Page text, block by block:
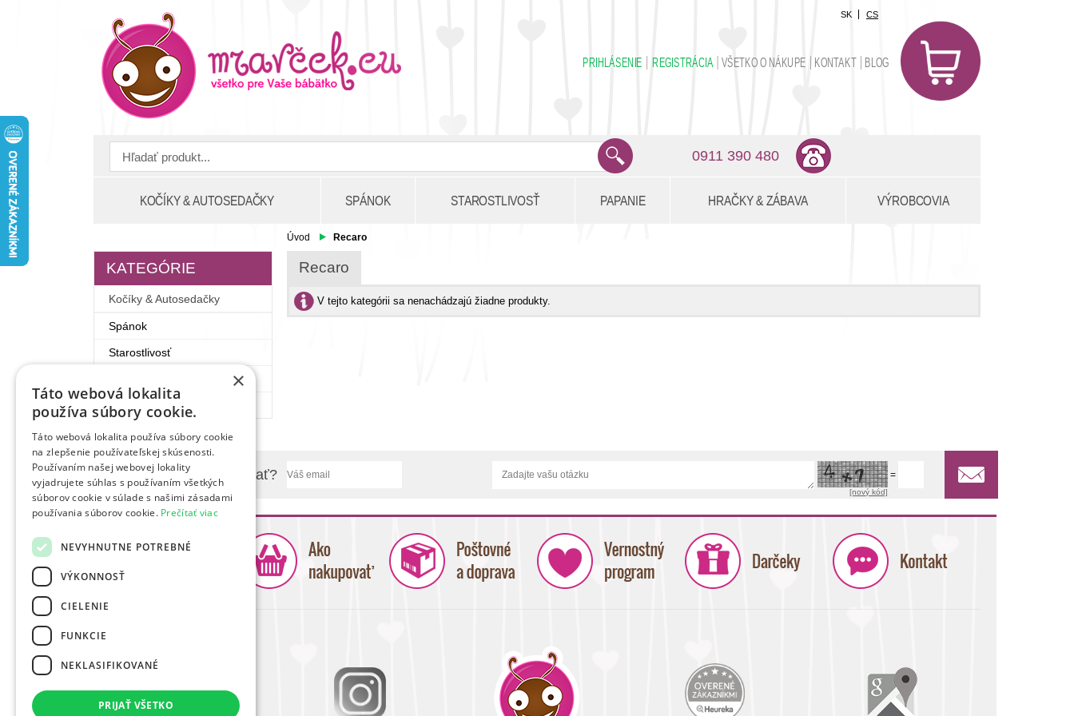
0položiek
0,00 €
SK CS
PRIHLÁSENIE REGISTRÁCIA VŠETKO O NÁKUPE KONTAKT BLOG
0911 390 480
KOČÍKY & AUTOSEDAČKY SPÁNOK STAROSTLIVOSŤ PAPANIE HRAČKY & ZÁBAVA VÝROBCOVIA
KATEGÓRIE
Kočíky & Autosedačky
Spánok
Starostlivosť
Hračky & Zábava
Úvod Recaro
Recaro
V tejto kategórii sa nenachádzajú žiadne produkty.
Chcete sa nás niečo spýtať?
[nový kód]
=
×
Táto webová lokalita
používa súbory cookie.
Táto webová lokalita používa súbory cookie
na zlepšenie používateľskej skúsenosti.
Používaním našej webovej lokality
vyjadrujete súhlas s používaním všetkých
súborov cookie v súlade s našimi zásadami
používania súborov cookie. Prečítať viac
NEVYHNUTNE POTREBNÉ
VÝKONNOSŤ
CIELENIE
FUNKCIE
NEKLASIFIKOVANÉ
PRIJAŤ VŠETKO